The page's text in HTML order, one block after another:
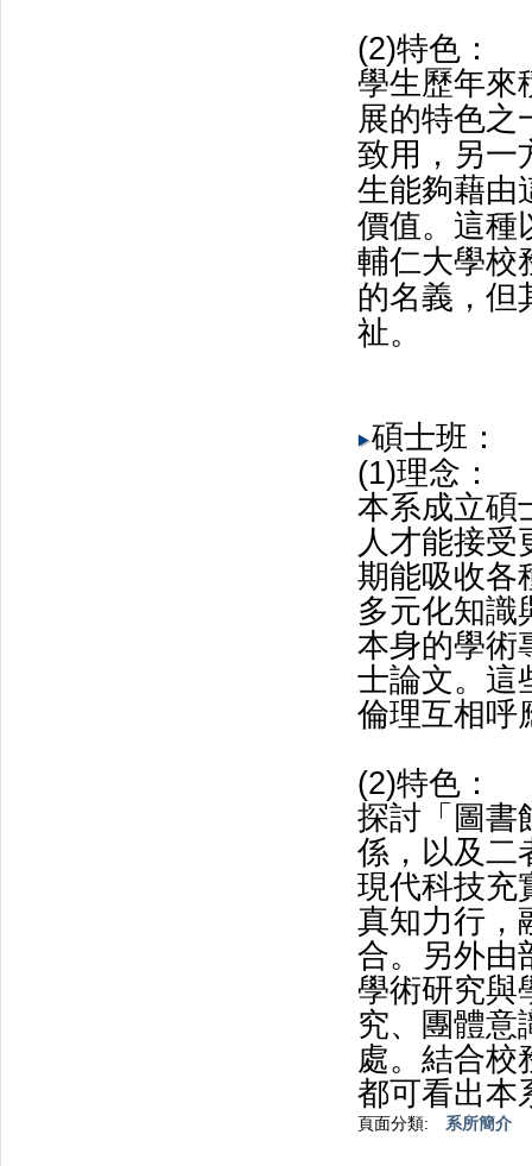
(2)特色：
學生歷年來
展的特色之
致用，另一
生能夠藉由
價值。這種
輔仁大學校
的名義，但
祉。
碩士班：
(1)理念：
本系成立碩
人才能接受
期能吸收各
多元化知識
本身的學術
士論文。這
倫理互相呼
(2)特色：
探討「圖書
係，以及二
現代科技充
真知力行，
合。另外由
學術研究與
究、團體意
處。結合校
都可看出本
頁面分類: 系所簡介